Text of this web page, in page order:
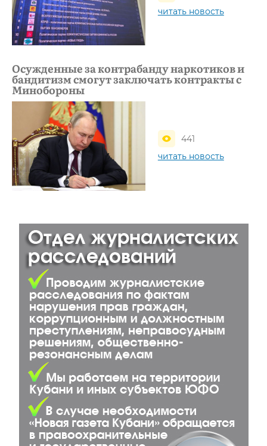
читать новость
Осужденные за контрабанду наркотиков и
бандитизм смогут заключать контракты с
Минобороны
441
читать новость